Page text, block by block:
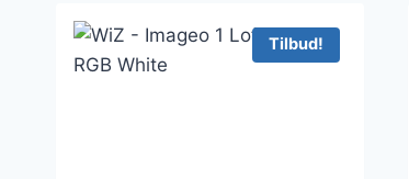
Tilbud!